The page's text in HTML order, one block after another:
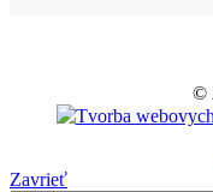
©
Zavrieť